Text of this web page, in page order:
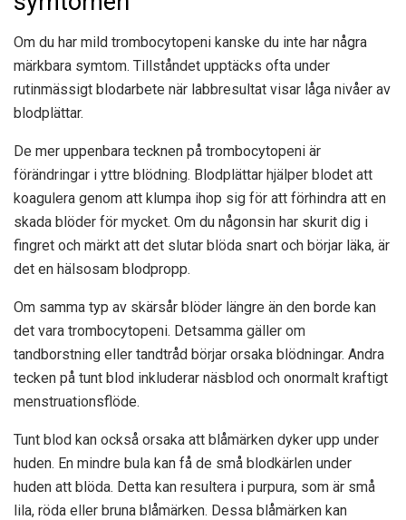
Om du har mild trombocytopeni kanske du inte har några
märkbara symtom. Tillståndet upptäcks ofta under
rutinmässigt blodarbete när labbresultat visar låga nivåer av
blodplättar.
De mer uppenbara tecknen på trombocytopeni är
förändringar i yttre blödning. Blodplättar hjälper blodet att
koagulera genom att klumpa ihop sig för att förhindra att en
skada blöder för mycket. Om du någonsin har skurit dig i
fingret och märkt att det slutar blöda snart och börjar läka, är
det en hälsosam blodpropp.
Om samma typ av skärsår blöder längre än den borde kan
det vara trombocytopeni. Detsamma gäller om
tandborstning eller tandtråd börjar orsaka blödningar. Andra
tecken på tunt blod inkluderar näsblod och onormalt kraftigt
menstruationsflöde.
Tunt blod kan också orsaka att blåmärken dyker upp under
huden. En mindre bula kan få de små blodkärlen under
huden att blöda. Detta kan resultera i purpura, som är små
lila, röda eller bruna blåmärken. Dessa blåmärken kan